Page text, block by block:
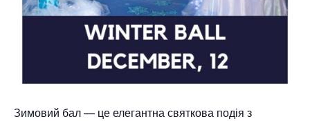
Зимовий бал — це елегантна святкова подія з